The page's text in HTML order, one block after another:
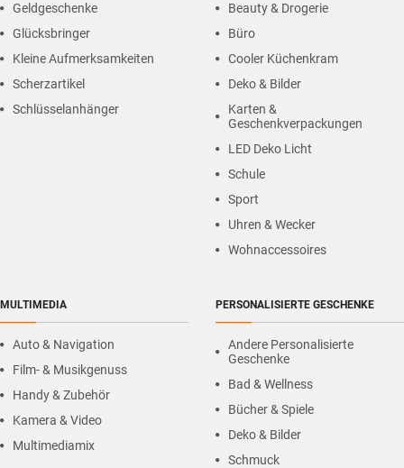
Geldgeschenke
Glücksbringer
Kleine Aufmerksamkeiten
Scherzartikel
Schlüsselanhänger
Beauty & Drogerie
Büro
Cooler Küchenkram
Deko & Bilder
Karten &
Geschenkverpackungen
LED Deko Licht
Schule
Sport
Uhren & Wecker
Wohnaccessoires
MULTIMEDIA
Auto & Navigation
Film- & Musikgenuss
Handy & Zubehör
Kamera & Video
Multimediamix
PERSONALISIERTE GESCHENKE
Andere Personalisierte
Geschenke
Bad & Wellness
Bücher & Spiele
Deko & Bilder
Schmuck